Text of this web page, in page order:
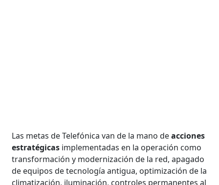
Las metas de Telefónica van de la mano deacciones
estratégicas implementadas en la operación como
transformación y modernización de la red, apagado
de equipos de tecnología antigua, optimización de la
climatización, iluminación, controles permanentes al